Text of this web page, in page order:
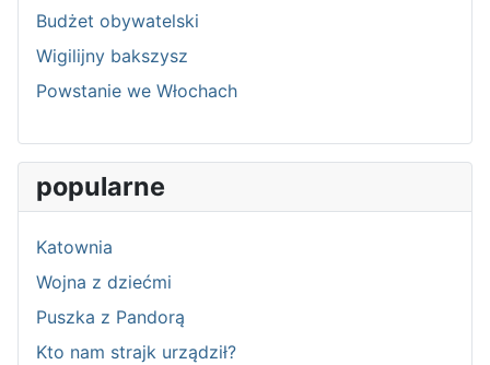
Budżet obywatelski
Wigilijny bakszysz
Powstanie we Włochach
popularne
Katownia
Wojna z dziećmi
Puszka z Pandorą
Kto nam strajk urządził?